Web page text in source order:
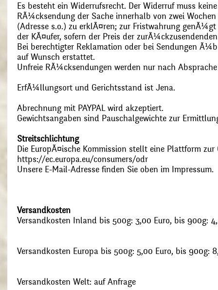
Es besteht ein Widerrufsrecht. Der Widerruf muss
RÃ¼cksendung der Sache innerhalb von zwei
(Adresse s.o.) zu erklÃ¤ren; zur Fristwahrung
der KÃ¤ufer, sofern der Preis der
Bei berechtigter Reklamation oder bei Sendungen
auf Wunsch erstattet.
Unfreie RÃ¼cksendungen werden nur nach
ErfÃ¼llungsort und Gerichtsstand ist Jena.
Abrechnung mit PAYPAL wird akzeptiert.
Gewichtsangaben sind Pauschalgewichte zur
Streitschlichtung
Die EuropÃ¤ische Kommission stellt eine Plattform
https://ec.europa.eu/consumers/odr
Unsere E-Mail-Adresse finden Sie oben im Impressum.
Versandkosten
Versandkosten Inland bis 500g: 3,00 Euro, bis 900g:
Versandkosten Europa bis 500g: 5,00 Euro, bis 900g:
Versandkosten Welt: auf Anfrage